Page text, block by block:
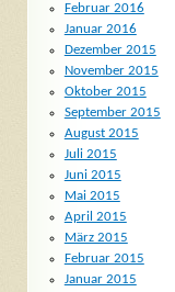
Februar 2016
Januar 2016
Dezember 2015
November 2015
Oktober 2015
September 2015
August 2015
Juli 2015
Juni 2015
Mai 2015
April 2015
März 2015
Februar 2015
Januar 2015